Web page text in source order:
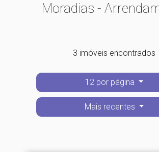
Moradias -
3 imóveis encontrados
12 por página
Mais recentes